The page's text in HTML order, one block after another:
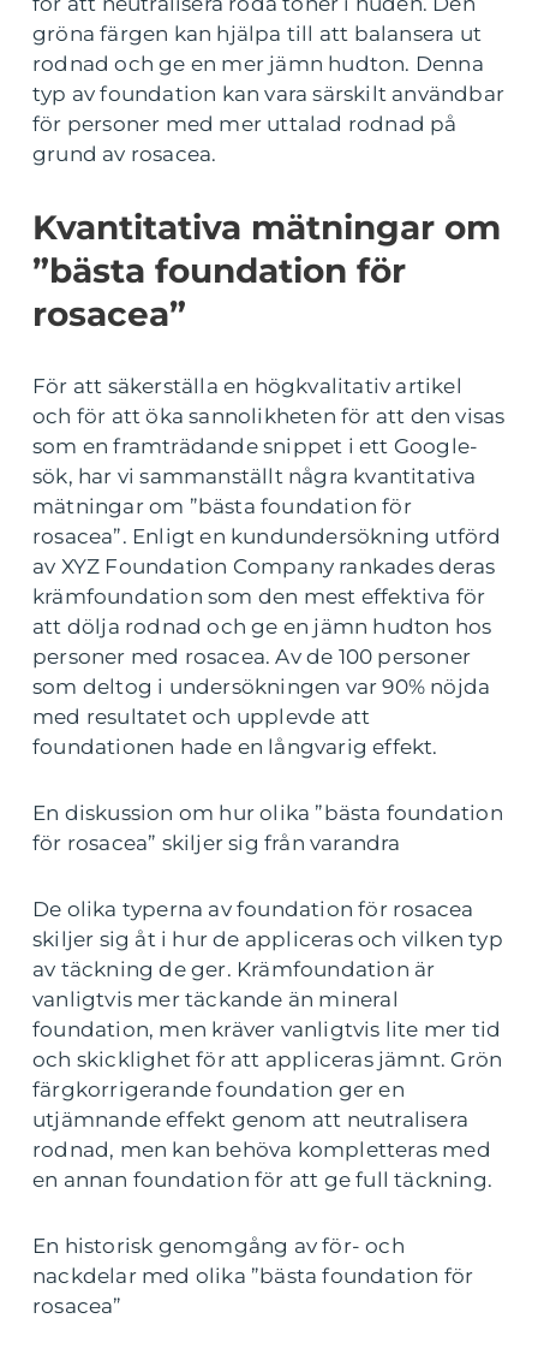
gröna färgen kan hjälpa till att balansera ut
rodnad och ge en mer jämn hudton. Denna
typ av foundation kan vara särskilt användbar
för personer med mer uttalad rodnad på
grund av rosacea.
Kvantitativa mätningar om
”bästa foundation för
rosacea”
För att säkerställa en högkvalitativ artikel
och för att öka sannolikheten för att den visas
som en framträdande snippet i ett Google-
sök, har vi sammanställt några kvantitativa
mätningar om ”bästa foundation för
rosacea”. Enligt en kundundersökning utförd
av XYZ Foundation Company rankades deras
krämfoundation som den mest effektiva för
att dölja rodnad och ge en jämn hudton hos
personer med rosacea. Av de 100 personer
som deltog i undersökningen var 90% nöjda
med resultatet och upplevde att
foundationen hade en långvarig effekt.
En diskussion om hur olika ”bästa foundation
för rosacea” skiljer sig från varandra
De olika typerna av foundation för rosacea
skiljer sig åt i hur de appliceras och vilken typ
av täckning de ger. Krämfoundation är
vanligtvis mer täckande än mineral
foundation, men kräver vanligtvis lite mer tid
och skicklighet för att appliceras jämnt. Grön
färgkorrigerande foundation ger en
utjämnande effekt genom att neutralisera
rodnad, men kan behöva kompletteras med
en annan foundation för att ge full täckning.
En historisk genomgång av för- och
nackdelar med olika ”bästa foundation för
rosacea”